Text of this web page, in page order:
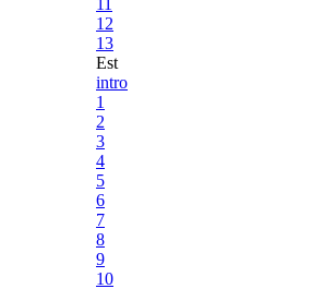
12
13
Est
intro
1
2
3
4
5
6
7
8
9
10